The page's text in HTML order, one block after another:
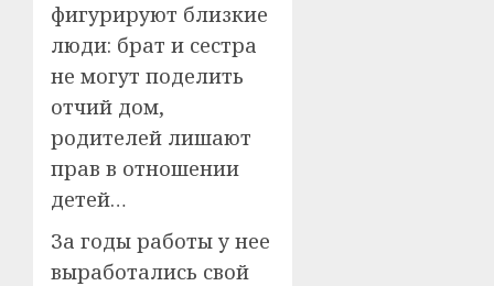
фигурируют близкие
люди: брат и сестра
не могут поделить
отчий дом,
родителей лишают
прав в отношении
детей…
За годы работы у нее
выработались свой